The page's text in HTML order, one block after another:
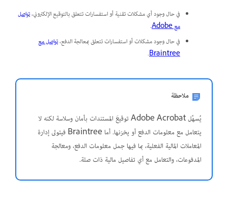
في حال وجود أي مشكلات تقنية أو استفسارات تتعلق بالتوقيع الإلكتروني،تواصل
مع Adobe
.
في حال وجود مشكلات أو استفسارات تتعلق بمعالجة الدفع،تواصل مع
Braintree
.
ملاحظة
يُسهِّل Adobe Acrobat توقيعَ المستندات بأمان وسلاسة لكنه لا
يتعامل مع معلومات الدفع أو يخزنها. أما Braintree فيتولى إدارة
المعاملات المالية الفعلية، بما فيها جمل معلومات الدفع، ومعالجة
المدفوعات، والتعامل مع أي تفاصيل مالية ذات صلة.